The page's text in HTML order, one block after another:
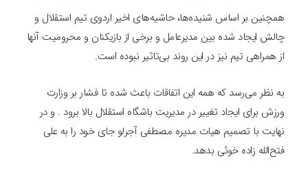
همچنین بر اساس شنیده‌ها، حاشیه‌های اخیر اردوی تیم استقلال و
چالش ایجاد شده بین مدیرعامل و برخی از بازیکنان و محرومیت آنها
از همراهی تیم نیز در این روند بی‌تاثیر نبوده است.
به نظر می‌رسد که همه این اتفاقات باعث شده تا فشار بر وزارت
ورزش برای ایجاد تغییر در مدیریت باشگاه استقلال بالا برود . و در
نهایت با تصمیم هیات مدیره مصطفی آجرلو جای خود را به علی
فتح‌الله زاده خوئی بدهد.